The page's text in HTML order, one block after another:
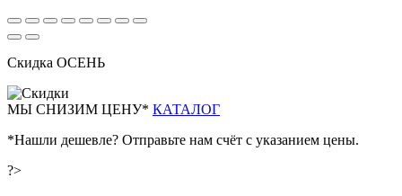
Скидка ОСЕНЬ
МЫ СНИЗИМ ЦЕНУ* КАТАЛОГ
*Нашли дешевле? Отправьте нам счёт с указанием цены.
?>